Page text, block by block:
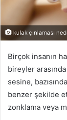
kulak çınlaması
Birçok insanın
bireyler
sesine,
benzer şekilde
zonklama veya